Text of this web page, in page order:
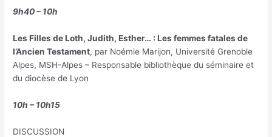
9h40 – 10h
Les Filles de Loth, Judith, Esther… : Les femmes fatales de
l’Ancien Testament, par Noémie Marijon, Université Grenoble
Alpes, MSH-Alpes – Responsable bibliothèque du séminaire et
du diocèse de Lyon
10h – 10h15
DISCUSSION